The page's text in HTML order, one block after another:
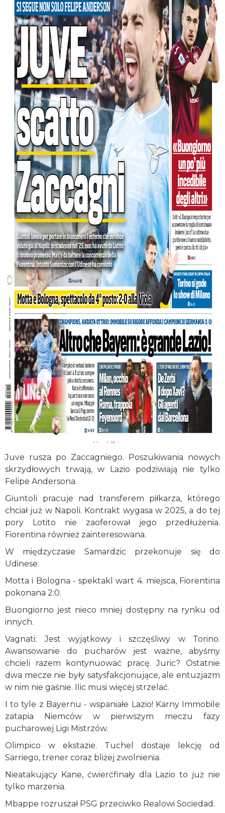
Juve rusza po Zaccagniego. Poszukiwania nowych
skrzydłowych trwają, w Lazio podziwiają nie tylko
Felipe Andersona.
Giuntoli pracuje nad transferem piłkarza, którego
chciał już w Napoli. Kontrakt wygasa w 2025, a do tej
pory Lotito nie zaoferował jego przedłużenia.
Fiorentina również zainteresowana.
W międzyczasie Samardzic przekonuje się do
Udinese.
Motta i Bologna - spektakl wart 4. miejsca, Fiorentina
pokonana 2:0.
Buongiorno jest nieco mniej dostępny na rynku od
innych.
Vagnati: Jest wyjątkowy i szczęśliwy w Torino.
Awansowanie do pucharów jest ważne, abyśmy
chcieli razem kontynuować pracę. Juric? Ostatnie
dwa mecze nie były satysfakcjonujące, ale entuzjazm
w nim nie gaśnie. Ilic musi więcej strzelać.
I to tyle z Bayernu - wspaniałe Lazio! Karny Immobile
zatapia Niemców w pierwszym meczu fazy
pucharowej Ligi Mistrzów.
Olimpico w ekstazie. Tuchel dostaje lekcję od
Sarriego, trener coraz bliżej zwolnienia.
Nieatakujący Kane, ćwierćfinały dla Lazio to już nie
tylko marzenia.
Mbappe rozruszał PSG przeciwko Realowi Sociedad.